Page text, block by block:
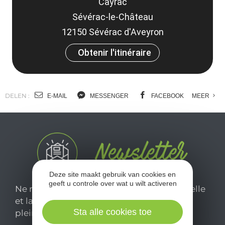
Sévérac-le-Château
12150 Sévérac d'Aveyron
Obtenir l'itinéraire
DELEN : E-MAIL MESSENGER FACEBOOK MEER
Ne manquez pas notre newsletter mensuelle
et laissez-vous inspirer pour profiter
pleinement de votre séjour en Aveyron.
Deze site maakt gebruik van cookies en
geeft u controle over wat u wilt activeren
Sta alle cookies toe